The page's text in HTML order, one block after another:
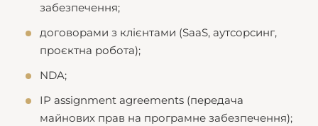
забезпечення;
договорами з клієнтами (SaaS, аутсорсинг,
проєктна робота);
NDA;
IP assignment agreements (передача
майнових прав на програмне забезпечення);